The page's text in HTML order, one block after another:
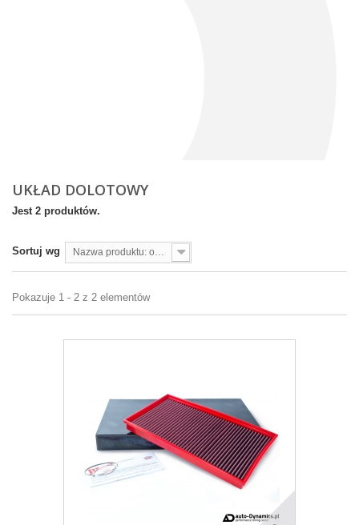
UKŁAD DOLOTOWY
Jest 2 produktów.
Sortuj wg Nazwa produktu: od A do Z
Pokazuje 1 - 2 z 2 elementów